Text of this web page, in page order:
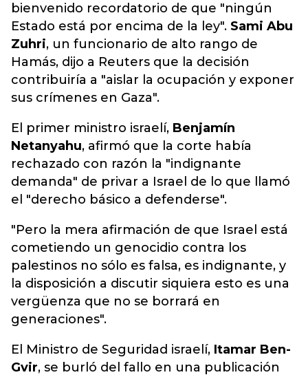
bienvenido recordatorio de que "ningún
Estado está por encima de la ley". Sami Abu
Zuhri, un funcionario de alto rango de
Hamás, dijo a Reuters que la decisión
contribuiría a "aislar la ocupación y exponer
sus crímenes en Gaza".
El primer ministro israelí, Benjamín
Netanyahu, afirmó que la corte había
rechazado con razón la "indignante
demanda" de privar a Israel de lo que llamó
el "derecho básico a defenderse".
"Pero la mera afirmación de que Israel está
cometiendo un genocidio contra los
palestinos no sólo es falsa, es indignante, y
la disposición a discutir siquiera esto es una
vergüenza que no se borrará en
generaciones".
El Ministro de Seguridad israelí, Itamar Ben-
Gvir, se burló del fallo en una publicación